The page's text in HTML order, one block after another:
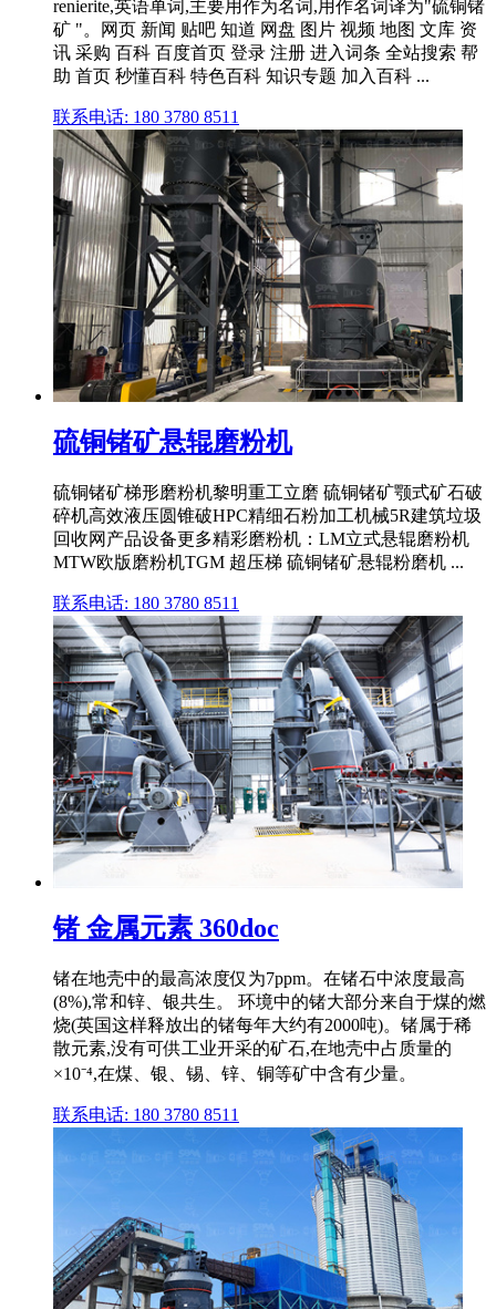
renierite,英语单词,主要用作为名词,用作名词译为"硫铜锗
矿 "。网页 新闻 贴吧 知道 网盘 图片 视频 地图 文库 资
讯 采购 百科 百度首页 登录 注册 进入词条 全站搜索 帮
助 首页 秒懂百科 特色百科 知识专题 加入百科 ...
联系电话: 180 3780 8511
硫铜锗矿悬辊磨粉机
硫铜锗矿梯形磨粉机黎明重工立磨 硫铜锗矿颚式矿石破
碎机高效液压圆锥破HPC精细石粉加工机械5R建筑垃圾
回收网产品设备更多精彩磨粉机：LM立式悬辊磨粉机
MTW欧版磨粉机TGM 超压梯 硫铜锗矿悬辊粉磨机 ...
联系电话: 180 3780 8511
锗 金属元素 360doc
锗在地壳中的最高浓度仅为7ppm。在锗石中浓度最高
(8%),常和锌、银共生。 环境中的锗大部分来自于煤的燃
烧(英国这样释放出的锗每年大约有2000吨)。锗属于稀
散元素,没有可供工业开采的矿石,在地壳中占质量的
×10⁻⁴,在煤、银、锡、锌、铜等矿中含有少量。
联系电话: 180 3780 8511